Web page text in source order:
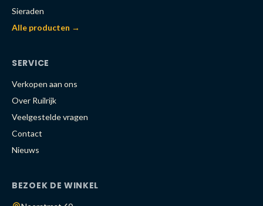
Sieraden
Alle producten →
SERVICE
Verkopen aan ons
Over Ruilrijk
Veelgestelde vragen
Contact
Nieuws
BEZOEK DE WINKEL